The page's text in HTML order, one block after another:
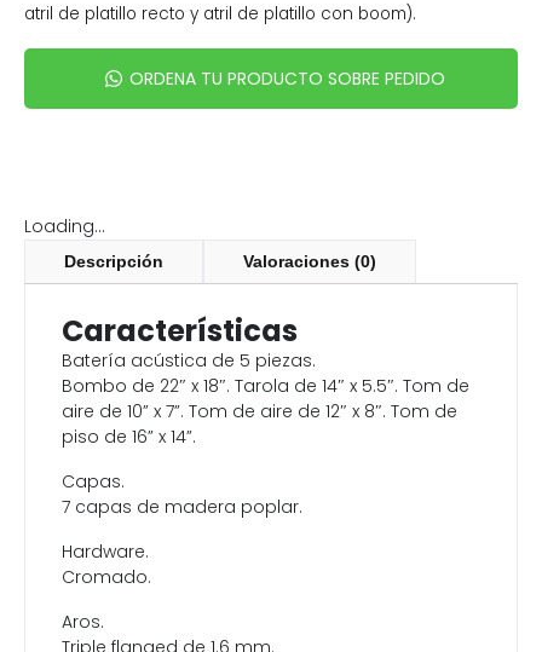
atril de platillo recto y atril de platillo con boom).
ORDENA TU PRODUCTO SOBRE PEDIDO
Loading...
Descripción Valoraciones (0)
Características
Batería acústica de 5 piezas.
Bombo de 22″ x 18″. Tarola de 14″ x 5.5″. Tom de
aire de 10” x 7”. Tom de aire de 12″ x 8″. Tom de
piso de 16” x 14”.
Capas.
7 capas de madera poplar.
Hardware.
Cromado.
Aros.
Triple flanged de 1.6 mm.